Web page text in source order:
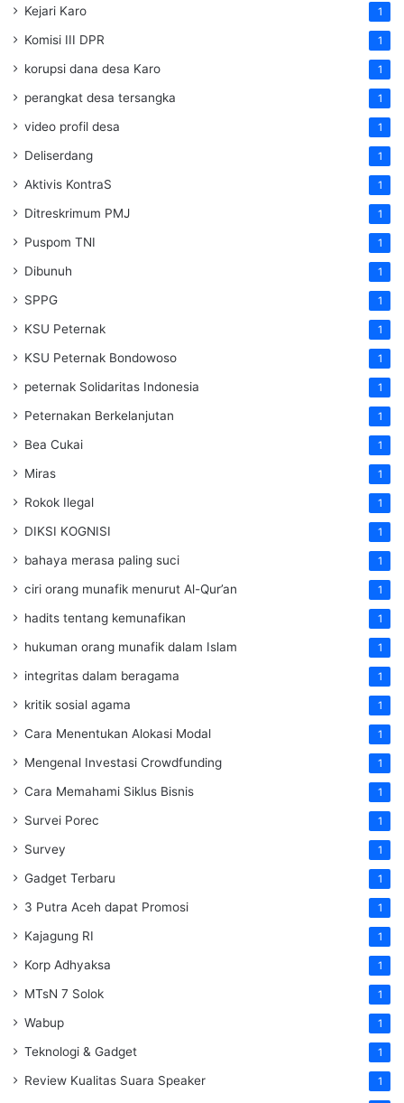
Kejari Karo 1
Komisi III DPR 1
korupsi dana desa Karo 1
perangkat desa tersangka 1
video profil desa 1
Deliserdang 1
Aktivis KontraS 1
Ditreskrimum PMJ 1
Puspom TNI 1
Dibunuh 1
SPPG 1
KSU Peternak 1
KSU Peternak Bondowoso 1
peternak Solidaritas Indonesia 1
Peternakan Berkelanjutan 1
Bea Cukai 1
Miras 1
Rokok Ilegal 1
DIKSI KOGNISI 1
bahaya merasa paling suci 1
ciri orang munafik menurut Al-Qur’an 1
hadits tentang kemunafikan 1
hukuman orang munafik dalam Islam 1
integritas dalam beragama 1
kritik sosial agama 1
Cara Menentukan Alokasi Modal 1
Mengenal Investasi Crowdfunding 1
Cara Memahami Siklus Bisnis 1
Survei Porec 1
Survey 1
Gadget Terbaru 1
3 Putra Aceh dapat Promosi 1
Kajagung RI 1
Korp Adhyaksa 1
MTsN 7 Solok 1
Wabup 1
Teknologi & Gadget 1
Review Kualitas Suara Speaker 1